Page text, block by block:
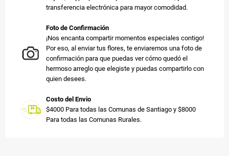
transferencia electrónica para mayor comodidad.
Foto de Confirmación
¡Nos encanta compartir momentos especiales contigo!
Por eso, al enviar tus flores, te enviaremos una foto de
confirmación para que puedas ver cómo quedó el
hermoso arreglo que elegiste y puedas compartirlo con
quien desees.
Costo del Envio
$4000 Para todas las Comunas de Santiago y $8000
Para todas las Comunas Rurales.